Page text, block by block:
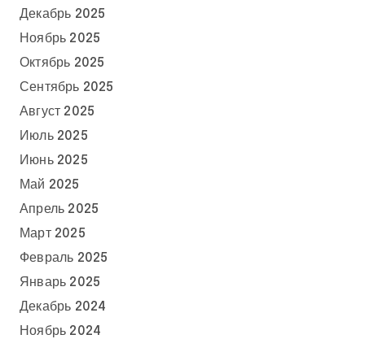
Декабрь 2025
Ноябрь 2025
Октябрь 2025
Сентябрь 2025
Август 2025
Июль 2025
Июнь 2025
Май 2025
Апрель 2025
Март 2025
Февраль 2025
Январь 2025
Декабрь 2024
Ноябрь 2024